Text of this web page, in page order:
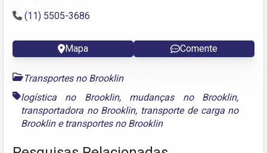
(11) 5505-3686
Mapa Comente
Transportes no Brooklin
logística no Brooklin, mudanças no Brooklin,
transportadora no Brooklin, transporte de carga no
Brookline transportes no Brooklin